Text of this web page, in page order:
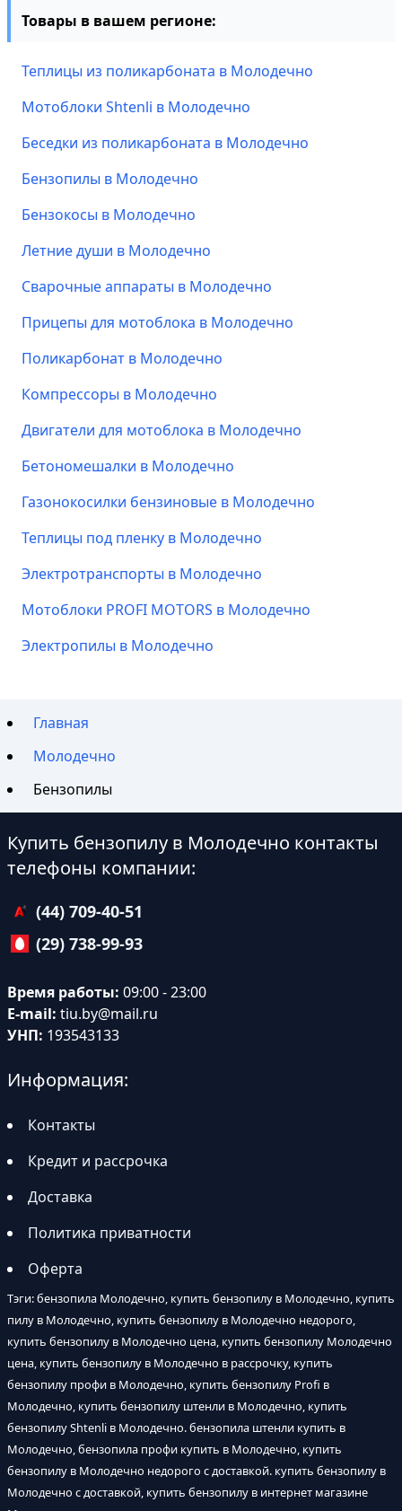
Товары в вашем регионе:
Теплицы из поликарбоната в Молодечно
Мотоблоки Shtenli в Молодечно
Беседки из поликарбоната в Молодечно
Бензопилы в Молодечно
Бензокосы в Молодечно
Летние души в Молодечно
Сварочные аппараты в Молодечно
Прицепы для мотоблока в Молодечно
Поликарбонат в Молодечно
Компрессоры в Молодечно
Двигатели для мотоблока в Молодечно
Бетономешалки в Молодечно
Газонокосилки бензиновые в Молодечно
Теплицы под пленку в Молодечно
Электротранспорты в Молодечно
Мотоблоки PROFI MOTORS в Молодечно
Электропилы в Молодечно
Главная
Молодечно
Бензопилы
Купить бензопилу в Молодечно контакты
телефоны компании:
(44) 709-40-51
(29) 738-99-93
Время работы: 09:00 - 23:00
E-mail: tiu.by@mail.ru
УНП: 193543133
Информация:
Контакты
Кредит и рассрочка
Доставка
Политика приватности
Оферта
Тэги: бензопила Молодечно, купить бензопилу в Молодечно, купить
пилу в Молодечно, купить бензопилу в Молодечно недорого,
купить бензопилу в Молодечно цена, купить бензопилу Молодечно
цена, купить бензопилу в Молодечно в рассрочку, купить
бензопилу профи в Молодечно, купить бензопилу Profi в
Молодечно, купить бензопилу штенли в Молодечно, купить
бензопилу Shtenli в Молодечно. бензопила штенли купить в
Молодечно, бензопила профи купить в Молодечно, купить
бензопилу в Молодечно недорого с доставкой. купить бензопилу в
Молодечно с доставкой, купить бензопилу в интернет магазине